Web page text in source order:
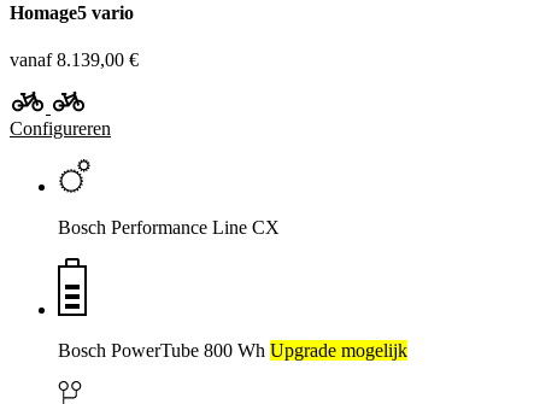
Homage5 vario
vanaf 8.139,00 €
Configureren
Bosch Performance Line CX
Bosch PowerTube 800 Wh Upgrade mogelijk